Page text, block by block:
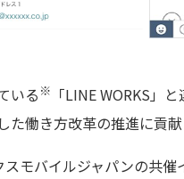
いる ※ 「LINE WORKS」
た働き方改革の推進に貢
モバイルジャパンの共催